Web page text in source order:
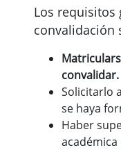
Los requisitos
convalidación
convalidar.
Solicitarlo
se haya
Haber